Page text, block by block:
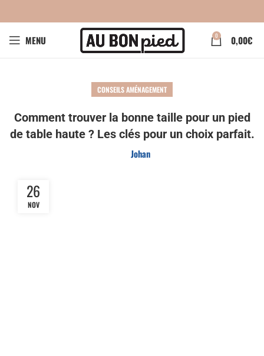
MENU 0 0,00€
CONSEILS AMÉNAGEMENT
Comment trouver la bonne taille pour un pied
de table haute ? Les clés pour un choix parfait.
Johan
26
NOV